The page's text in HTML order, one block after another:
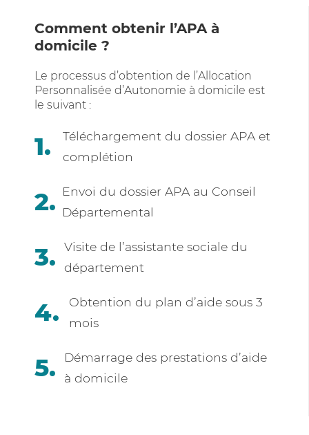
Comment obtenir l’APA à
domicile ?
Le processus d’obtention de l’Allocation
Personnalisée d’Autonomie à domicile est
le suivant :
Téléchargement du dossier APA et
complétion
Envoi du dossier APA au Conseil
Départemental
Visite de l’assistante sociale du
département
Obtention du plan d’aide sous 3
mois
Démarrage des prestations d’aide
à domicile